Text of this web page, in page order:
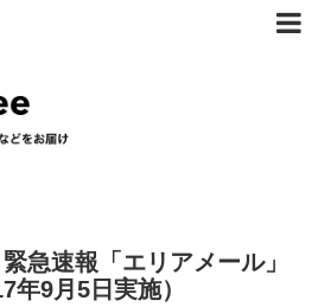
急速報「エリアメール」
年9月5日実施）